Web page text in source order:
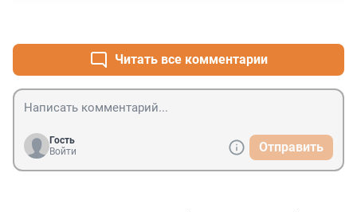
Читать все комментарии
Гость
Войти
Отправить